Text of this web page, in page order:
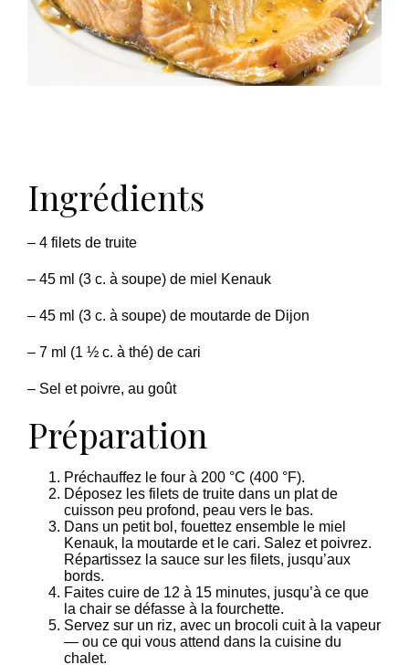
Ingrédients
– 4 filets de truite
– 45 ml (3 c. à soupe) de miel Kenauk
– 45 ml (3 c. à soupe) de moutarde de Dijon
– 7 ml (1 ½ c. à thé) de cari
– Sel et poivre, au goût
Préparation
Préchauffez le four à 200 °C (400 °F).
Déposez les filets de truite dans un plat de
cuisson peu profond, peau vers le bas.
Dans un petit bol, fouettez ensemble le miel
Kenauk, la moutarde et le cari. Salez et poivrez.
Répartissez la sauce sur les filets, jusqu’aux
bords.
Faites cuire de 12 à 15 minutes, jusqu’à ce que
la chair se défasse à la fourchette.
Servez sur un riz, avec un brocoli cuit à la vapeur
— ou ce qui vous attend dans la cuisine du
chalet.